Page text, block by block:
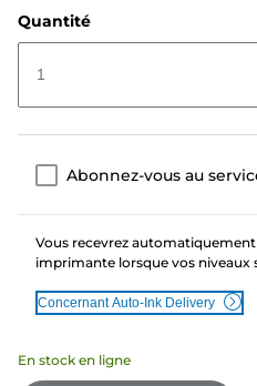
Quantité
1
Abonnez-vous au
Vous recevrez
imprimante lorsque vos niveaux
Concernant Auto-Ink Delivery
En stock en ligne